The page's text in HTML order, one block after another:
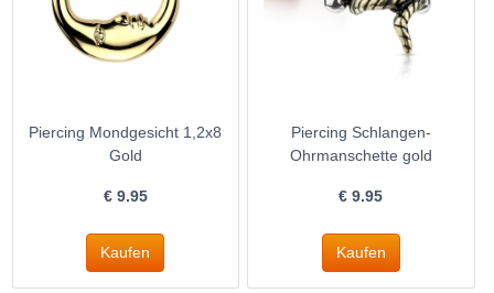
Piercing Mondgesicht 1,2x8
Gold
€ 9.95
Piercing Schlangen-
Ohrmanschette gold
€9.95